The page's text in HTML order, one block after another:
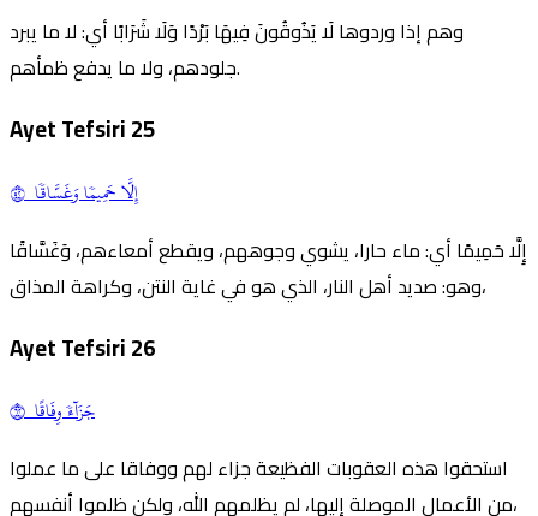
وهم إذا وردوها لَا يَذُوقُونَ فِيهَا بَرْدًا وَلَا شَرَابًا أي: لا ما يبرد
جلودهم، ولا ما يدفع ظمأهم.
Ayet Tefsiri25
إِلَّا حَمِيمٗا وَغَسَّاقٗا ٢٥
إِلَّا حَمِيمًا أي: ماء حارا، يشوي وجوههم، ويقطع أمعاءهم، وَغَسَّاقًا
وهو: صديد أهل النار، الذي هو في غاية النتن، وكراهة المذاق،
Ayet Tefsiri26
جَزَآءٗ وِفَاقًا ٢٦
استحقوا هذه العقوبات الفظيعة جزاء لهم ووفاقا على ما عملوا
من الأعمال الموصلة إليها، لم يظلمهم الله، ولكن ظلموا أنفسهم،